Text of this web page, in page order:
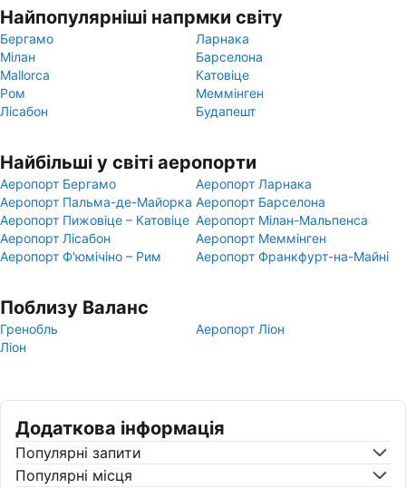
Найпопулярніші напрмки світу
Бергамо
Ларнака
Мілан
Барселона
Mallorca
Катовіце
Ром
Меммінген
Лісабон
Будапешт
Найбільші у світі аеропорти
Аеропорт Бергамо
Аеропорт Ларнака
Аеропорт Пальма-де-Майорка Аеропорт Барселона
Аеропорт Пижовіце – Катовіце Аеропорт Мілан-Мальпенса
Аеропорт Лісабон
Аеропорт Меммінген
Аеропорт Ф'юмічіно – Рим
Аеропорт Франкфурт-на-Майні
Поблизу Валанс
Гренобль
Аеропорт Ліон
Ліон
Додаткова інформація
Популярні запити
Популярні місця